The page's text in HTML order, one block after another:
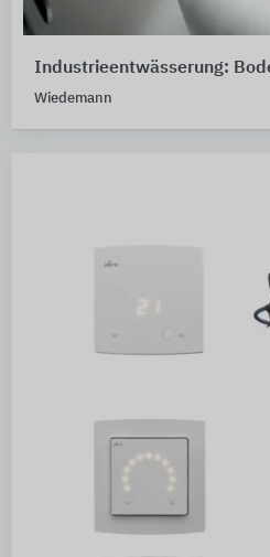
Industrieentwässerung:
Wiedemann